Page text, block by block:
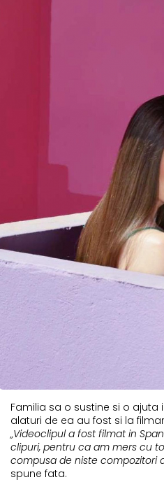
Familia sa o sustine si o ajuta
alaturi de ea au fost si la
„Videoclipul a fost filmat in
clipuri, pentru ca am mers cu
compusa de niste compozitori
spune fata.